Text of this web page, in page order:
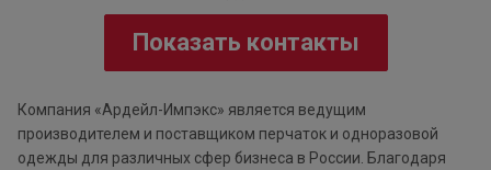
Показать контакты
Компания «Ардейл-Импэкс» является ведущим
производителем и поставщиком перчаток и одноразовой
одежды для различных сфер бизнеса в России. Благодаря